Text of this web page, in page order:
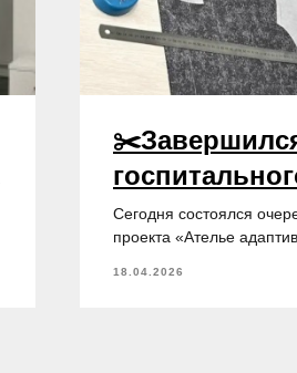
Сегодня состоялся
проекта «Ателье
18.04.2026